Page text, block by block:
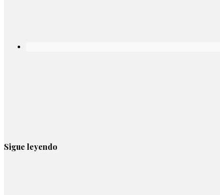
Sigue leyendo